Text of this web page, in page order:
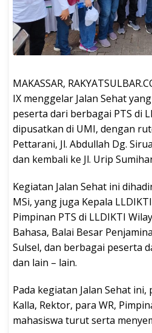
MAKASSAR,
IX menggelar Jalan Sehat
peserta dari berbagai PTS di
dipusatkan di UMI, dengan
Pettarani, Jl. Abdullah Dg.
dan kembali ke Jl. Urip
Kegiatan Jalan Sehat ini
MSi, yang juga Kepala
Pimpinan PTS di LLDIKTI
Bahasa, Balai Besar
Sulsel, dan berbagai peserta
dan lain – lain.
Pada kegiatan Jalan Sehat
Kalla, Rektor, para WR,
mahasiswa turut serta